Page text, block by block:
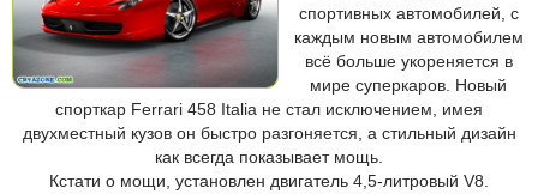
спортивных автомобилей, с
каждым новым автомобилем
всё больше укореняется в
мире суперкаров. Новый
спорткар Ferrari 458 Italia не стал исключением, имея
двухместный кузов он быстро разгоняется, а стильный дизайн
как всегда показывает мощь.
Кстати о мощи, установлен двигатель 4,5-литровый V8.